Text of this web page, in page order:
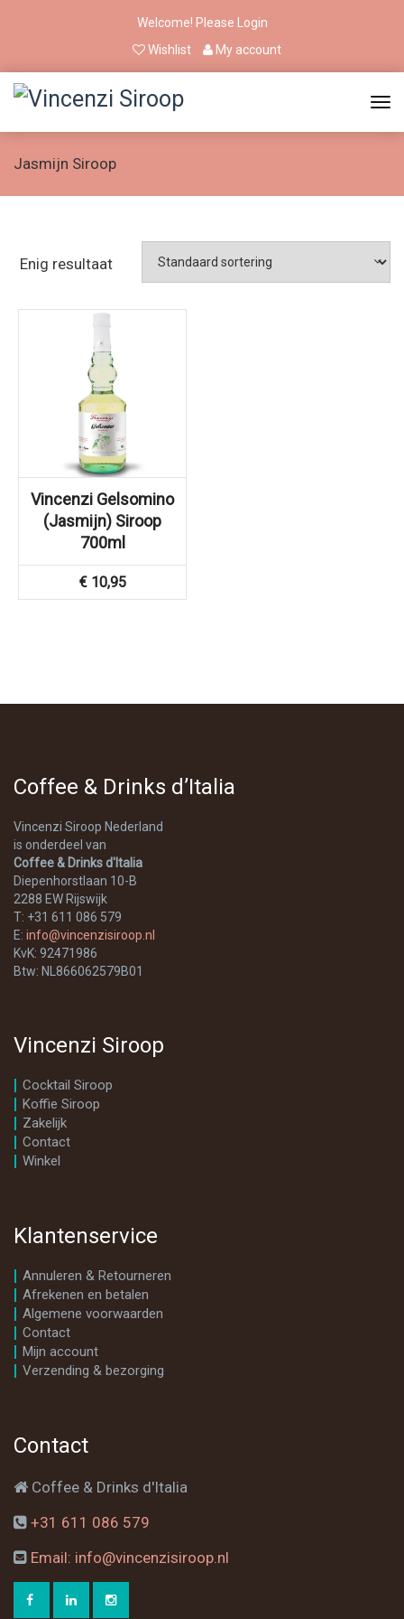
Welcome! Please
Login
Wishlist
My account
Jasmijn Siroop
Enig resultaat
Vincenzi Gelsomino
(Jasmijn) Siroop
700ml
€10,95
Coffee & Drinks d’Italia
Vincenzi Siroop Nederland
is onderdeel van
Coffee & Drinks d'Italia
Diepenhorstlaan 10-B
2288 EW Rijswijk
T: +31 611 086 579
E: info@vincenzisiroop.nl
KvK: 92471986
Btw: NL866062579B01
Vincenzi Siroop
Cocktail Siroop
Koffie Siroop
Zakelijk
Contact
Winkel
Klantenservice
Annuleren & Retourneren
Afrekenen en betalen
Algemene voorwaarden
Contact
Mijn account
Verzending & bezorging
Contact
Coffee & Drinks d'Italia
+31 611 086 579
Email: info@vincenzisiroop.nl